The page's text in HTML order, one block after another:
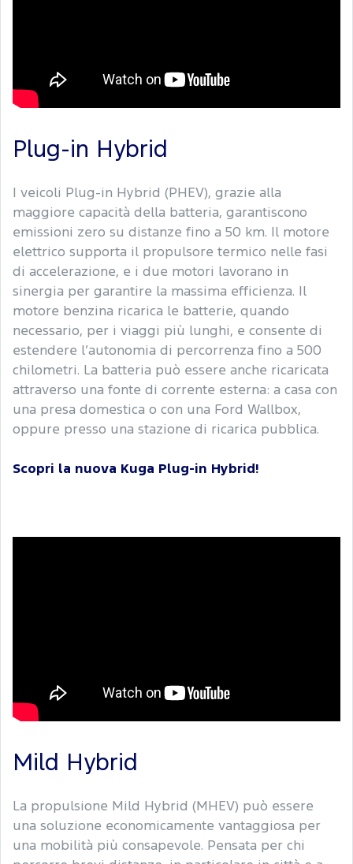
Plug-in Hybrid
I veicoli Plug-in Hybrid (PHEV), grazie alla
maggiore capacità della batteria, garantiscono
emissioni zero su distanze fino a 50 km. Il motore
elettrico supporta il propulsore termico nelle fasi
di accelerazione, e i due motori lavorano in
sinergia per garantire la massima efficienza. Il
motore benzina ricarica le batterie, quando
necessario, per i viaggi più lunghi, e consente di
estendere l’autonomia di percorrenza fino a 500
chilometri. La batteria può essere anche ricaricata
attraverso una fonte di corrente esterna: a casa con
una presa domestica o con una Ford Wallbox,
oppure presso una stazione di ricarica pubblica.
Scopri la nuova Kuga Plug-in Hybrid!
Mild Hybrid
La propulsione Mild Hybrid (MHEV) può essere
una soluzione economicamente vantaggiosa per
una mobilità più consapevole. Pensata per chi